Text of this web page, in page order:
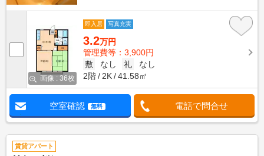
画像 : 36枚
即入居 写真充実
3.2万円
管理費等：3,900円
敷
なし 礼
なし
2階
2K 41.58㎡
空室確認 無料 電話で問合せ
賃貸アパート